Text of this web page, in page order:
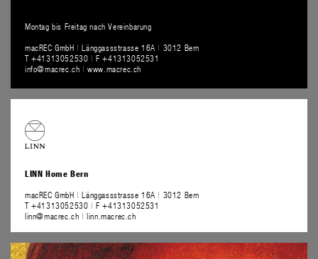
Montag bis Freitag nach Vereinbarung
macREC GmbH | Länggassstrasse 16A | 3012 Bern
T +41313052530 | F +41313052531
info@macrec.ch | www.macrec.ch
LINN Home Bern
macREC GmbH | Länggassstrasse 16A | 3012 Bern
T +41313052530 | F +41313052531
linn@macrec.ch | linn.macrec.ch